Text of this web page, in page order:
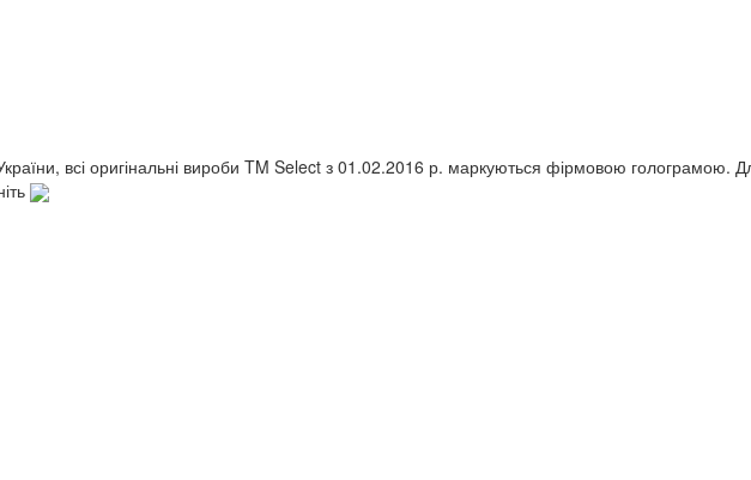
всі оригінальні вироби TM Select з 01.02.2016 р. маркуються фірмовою голограмою.